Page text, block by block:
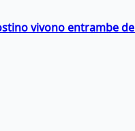
vivono entrambe